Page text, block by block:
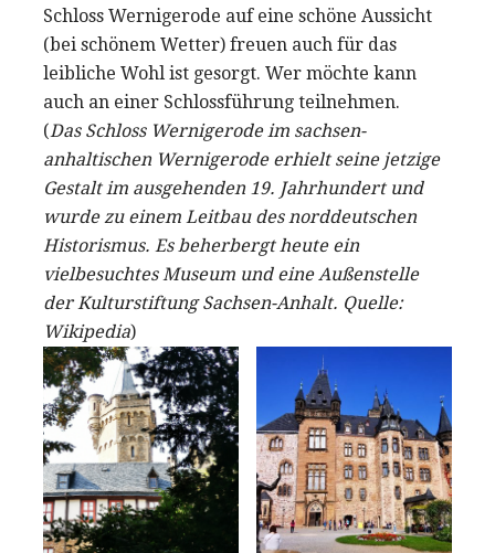
Schloss Wernigerode auf eine schöne Aussicht
(bei schönem Wetter) freuen auch für das
leibliche Wohl ist gesorgt. Wer möchte kann
auch an einer Schlossführung teilnehmen.
(Das Schloss Wernigerode im sachsen-
anhaltischen Wernigerode erhielt seine jetzige
Gestalt im ausgehenden 19. Jahrhundert und
wurde zu einem Leitbau des norddeutschen
Historismus. Es beherbergt heute ein
vielbesuchtes Museum und eine Außenstelle
der Kulturstiftung Sachsen-Anhalt. Quelle:
Wikipedia)